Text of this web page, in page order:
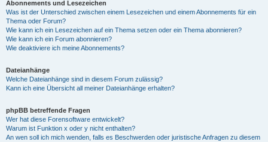
Abonnements und Lesezeichen
Was ist der Unterschied zwischen einem Lesezeichen und einem Abonnements für ein
Thema oder Forum?
Wie kann ich ein Lesezeichen auf ein Thema setzen oder ein Thema abonnieren?
Wie kann ich ein Forum abonnieren?
Wie deaktiviere ich meine Abonnements?
Dateianhänge
Welche Dateianhänge sind in diesem Forum zulässig?
Kann ich eine Übersicht all meiner Dateianhänge erhalten?
phpBB betreffende Fragen
Wer hat diese Forensoftware entwickelt?
Warum ist Funktion x oder y nicht enthalten?
An wen soll ich mich wenden, falls es Beschwerden oder juristische Anfragen zu diesem